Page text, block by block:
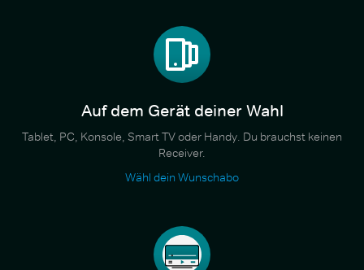
Auf dem Gerät deiner Wahl
Tablet, PC, Konsole, Smart TV oder Handy. Du brauchst keinen
Receiver.
Wähl dein Wunschabo